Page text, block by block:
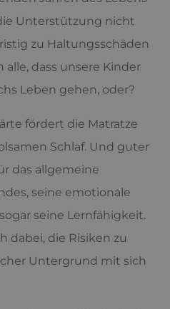
Unterstützung nicht
zu Haltungsschäden
dass unsere Kinder
Leben gehen, oder?
fördert die Matratze
Schlaf. Und guter
das allgemeine
seine emotionale
seine Lernfähigkeit.
dabei, die Risiken zu
Untergrund mit sich